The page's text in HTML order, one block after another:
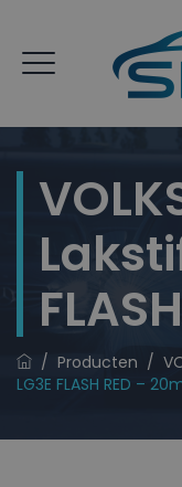
/ Producten /
LG3E FLASH RED –